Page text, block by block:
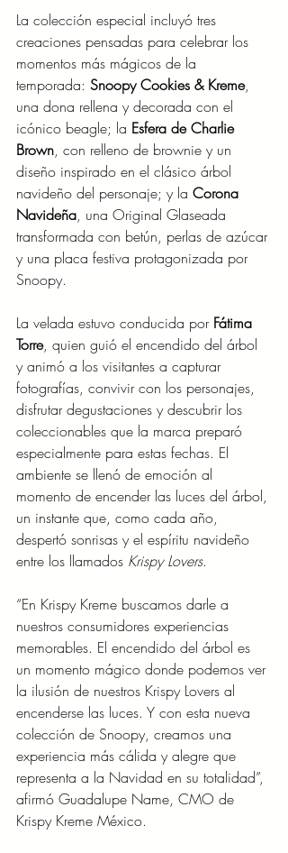
La colección especial incluyó tres
creaciones pensadas para celebrar los
momentos más mágicos de la
temporada: Snoopy Cookies & Kreme,
una dona rellena y decorada con el
icónico beagle; la Esfera de Charlie
Brown, con relleno de brownie y un
diseño inspirado en el clásico árbol
navideño del personaje; y la Corona
Navideña, una Original Glaseada
transformada con betún, perlas de azúcar
y una placa festiva protagonizada por
Snoopy.
La velada estuvo conducida por Fátima
Torre, quien guió el encendido del árbol
y animó a los visitantes a capturar
fotografías, convivir con los personajes,
disfrutar degustaciones y descubrir los
coleccionables que la marca preparó
especialmente para estas fechas. El
ambiente se llenó de emoción al
momento de encender las luces del árbol,
un instante que, como cada año,
despertó sonrisas y el espíritu navideño
entre los llamados Krispy Lovers.
“En Krispy Kreme buscamos darle a
nuestros consumidores experiencias
memorables. El encendido del árbol es
un momento mágico donde podemos ver
la ilusión de nuestros Krispy Lovers al
encenderse las luces. Y con esta nueva
colección de Snoopy, creamos una
experiencia más cálida y alegre que
representa a la Navidad en su totalidad”,
afirmó Guadalupe Name, CMO de
Krispy Kreme México.